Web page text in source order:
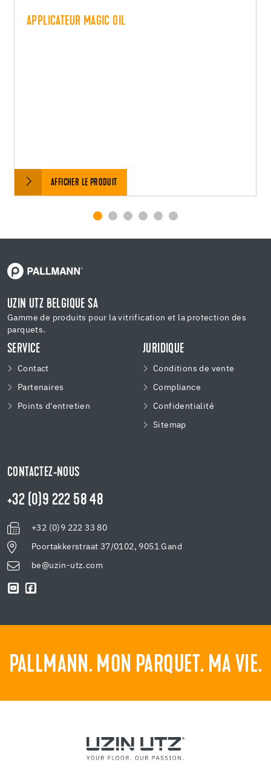
APPLICATEUR MAGIC OIL
AFFICHER LE PRODUIT
UZIN UTZ BELGIQUE SA
Gamme de produits pour la vitrification et la protection des
parquets.
SERVICE
Contact
Partenaires
Points d'entretien
JURIDIQUE
Conditions de vente
Compliance
Confidentialité
Sitemap
CONTACTEZ-NOUS
+32 (0)9 222 58 48
+32 (0)9 222 33 80
Poortakkerstraat 37/0102, 9051 Gand
be@uzin-utz.com
PALLMANN. MON PARQUET. MA VIE.